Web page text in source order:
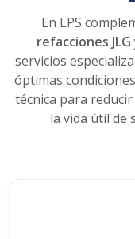
En LPS
refacciones
servicios
óptimas
técnica para
la vida útil de